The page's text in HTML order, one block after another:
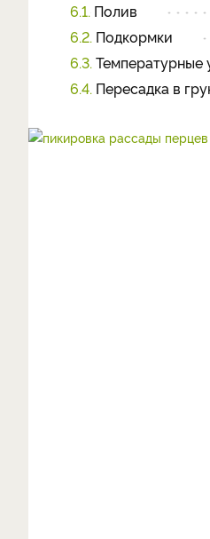
6.1. Полив
6.2. Подкормки
6.3. Температурные
6.4. Пересадка в